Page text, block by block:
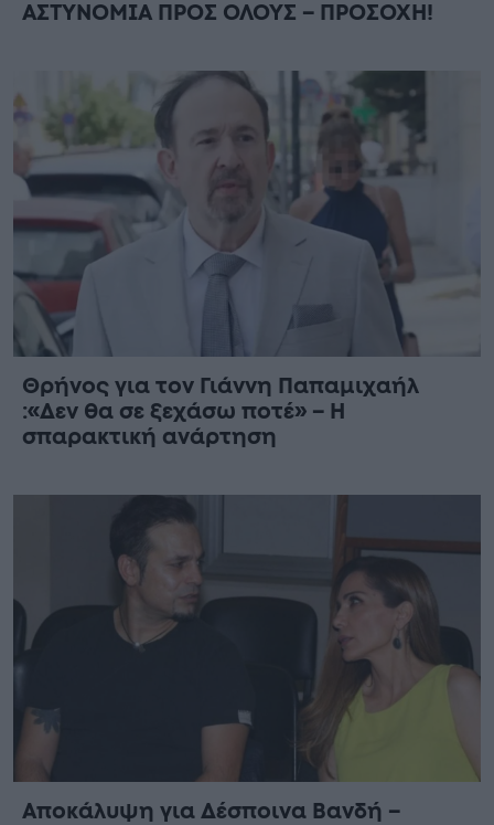
ΑΣΤΥΝΟΜΙΑ ΠΡΟΣ ΟΛΟΥΣ – ΠΡΟΣΟΧΗ!
Θρήνος για τον Γιάννη Παπαμιχαήλ
:«Δεν θα σε ξεχάσω ποτέ» – Η
σπαρακτική ανάρτηση
Αποκάλυψη για Δέσποινα Βανδή –